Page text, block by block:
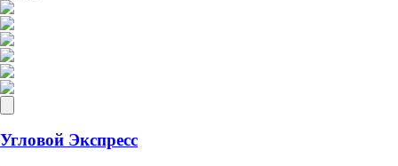
Угловой Экспресс